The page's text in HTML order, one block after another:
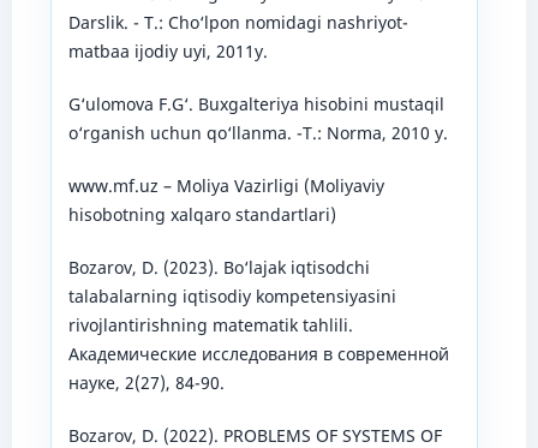
Darslik. - T.: Cho‘lpon nomidagi nashriyot-
matbaa ijodiy uyi, 2011y.
G‘ulоmоvа F.G‘. Buxgаltеriyа hisоbini mustаqil
о‘rgаnish uchun qо‘llаnmа. -T.: Norma, 2010 y.
www.mf.uz – Moliya Vazirligi (Moliyaviy
hisobotning xalqaro standartlari)
Bozarov, D. (2023). Bo‘lajak iqtisodchi
talabalarning iqtisodiy kompetensiyasini
rivojlantirishning matematik tahlili.
Академические исследования в современной
науке, 2(27), 84-90.
Bozarov, D. (2022). PROBLEMS OF SYSTEMS OF